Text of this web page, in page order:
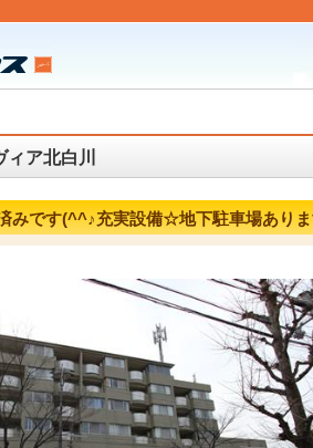
ィア北白川
みです(^^♪充実設備☆地下駐車場あり